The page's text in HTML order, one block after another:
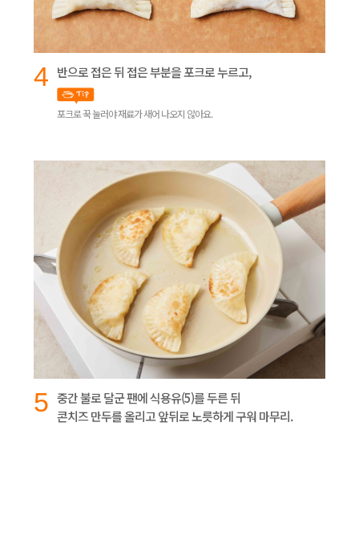
4 반으로 접은 뒤 접은 부분을 포크로 누르고,
포크로 꾹 눌러야 재료가 새어 나오지 않아요.
5 중간 불로 달군 팬에 식용유(5)를 두른 뒤
콘치즈 만두를 올리고 앞뒤로 노릇하게 구워 마무리.